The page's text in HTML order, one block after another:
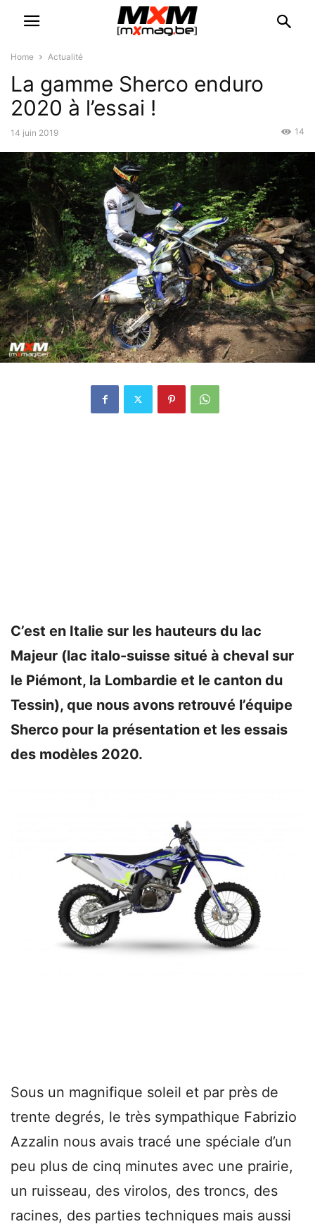
Home Actualité
La gamme Sherco enduro
2020 à l’essai !
14 juin 2019 14
C’est en Italie sur les hauteurs du lac
Majeur (lac italo-suisse situé à cheval sur
le Piémont, la Lombardie et le canton du
Tessin), que nous avons retrouvé l’équipe
Sherco pour la présentation et les essais
des modèles 2020.
Sous un magnifique soleil et par près de
trente degrés, le très sympathique Fabrizio
Azzalin nous avais tracé une spéciale d’un
peu plus de cinq minutes avec une prairie,
un ruisseau, des virolos, des troncs, des
racines, des parties techniques mais aussi